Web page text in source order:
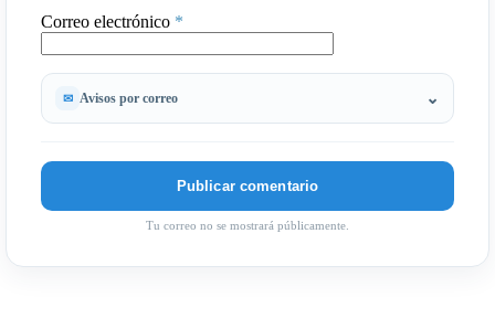
Correo electrónico *
Avisos por correo
Tu correo no se mostrará públicamente.